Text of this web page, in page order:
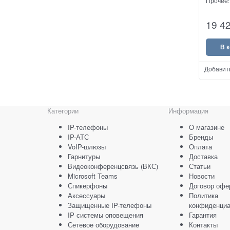
10/100
19
В
Категории
IP-телефоны
IP-АТС
VoIP-шлюзы
Гарнитуры
Видеоконференцсвязь (ВКС)
Microsoft Teams
Спикерфоны
Аксессуары
Защищенные IP-телефоны
IP системы оповещения
Сетевое оборудование
Информация
О магазине
Бренды
Оплата
Доставка
Статьи
Новости
Договор
Политика
Гарантия
Контакты